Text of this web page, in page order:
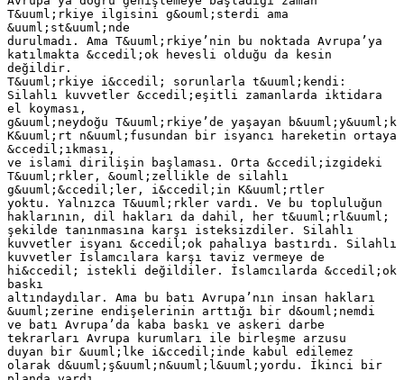
T&uuml;rkiye ilgisini g&ouml;sterdi ama
&uuml;st&uuml;nde
durulmadı. Ama T&uuml;rkiye’nin bu noktada Avrupa’ya
katılmakta &ccedil;ok hevesli olduğu da kesin
değildir.
T&uuml;rkiye i&ccedil; sorunlarla t&uuml;kendi:
Silahlı kuvvetler &ccedil;eşitli zamanlarda iktidara
el koyması,
g&uuml;neydoğu T&uuml;rkiye’de yaşayan b&uuml;y&uuml;k
K&uuml;rt n&uuml;fusundan bir isyancı hareketin ortaya
&ccedil;ıkması,
ve islami dirilişin başlaması. Orta &ccedil;izgideki
T&uuml;rkler, &ouml;zellikle de silahlı
g&uuml;&ccedil;ler, i&ccedil;in K&uuml;rtler
yoktu. Yalnızca T&uuml;rkler vardı. Ve bu topluluğun
haklarının, dil hakları da dahil, her t&uuml;rl&uuml;
şekilde tanınmasına karşı isteksizdiler. Silahlı
kuvvetler isyanı &ccedil;ok pahalıya bastırdı. Silahlı
kuvvetler İslamcılara karşı taviz vermeye de
hi&ccedil; istekli değildiler. İslamcılarda &ccedil;ok
baskı
altındaydılar. Ama bu batı Avrupa’nın insan hakları
&uuml;zerine endişelerinin arttığı bir d&ouml;nemdi
ve batı Avrupa’da kaba baskı ve askeri darbe
tekrarları Avrupa kurumları ile birleşme arzusu
duyan bir &uuml;lke i&ccedil;inde kabul edilemez
olarak d&uuml;ş&uuml;n&uuml;l&uuml;yordu. İkinci bir